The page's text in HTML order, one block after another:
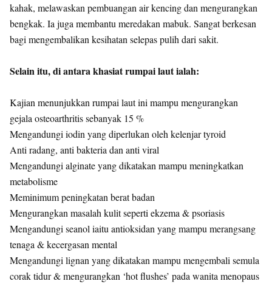
kahak, melawaskan pembuangan air kencing dan mengurangkan
bengkak. Ia juga membantu meredakan mabuk. Sangat berkesan
bagi mengembalikan kesihatan selepas pulih dari sakit.
Selain itu, di antara khasiat rumpai laut ialah:
Kajian menunjukkan rumpai laut ini mampu mengurangkan
gejala osteoarthritis sebanyak 15 %
Mengandungi iodin yang diperlukan oleh kelenjar tyroid
Anti radang, anti bakteria dan anti viral
Mengandungi alginate yang dikatakan mampu meningkatkan
metabolisme
Meminimum peningkatan berat badan
Mengurangkan masalah kulit seperti ekzema & psoriasis
Mengandungi seanol iaitu antioksidan yang mampu merangsang
tenaga & kecergasan mental
Mengandungi lignan yang dikatakan mampu mengembali semula
corak tidur & mengurangkan ‘hot flushes’ pada wanita menopaus